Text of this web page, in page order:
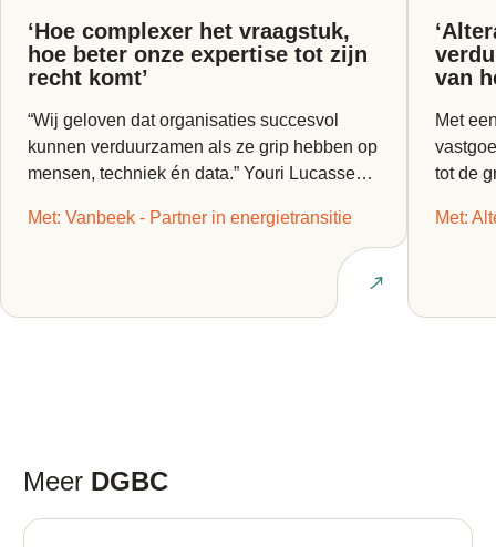
‘Hoe complexer het vraagstuk,
hoe beter onze expertise tot zijn
recht komt’
“Wij geloven dat organisaties succesvol
kunnen verduurzamen als ze grip hebben op
mensen, techniek én data.” Youri Lucassen,
Met: Vanbeek - Partner in energietransitie
Lees interview
van
Met
tot de
Met:
Meer DGBC